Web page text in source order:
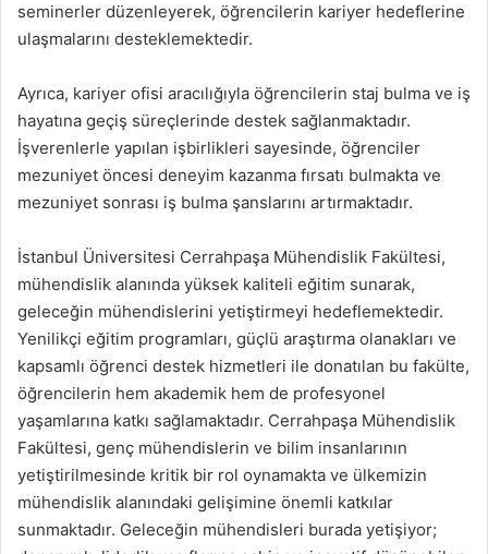
seminerler düzenleyerek, öğrencilerin kariyer hedeflerine
ulaşmalarını desteklemektedir.
Ayrıca, kariyer ofisi aracılığıyla öğrencilerin staj bulma ve iş
hayatına geçiş süreçlerinde destek sağlanmaktadır.
İşverenlerle yapılan işbirlikleri sayesinde, öğrenciler
mezuniyet öncesi deneyim kazanma fırsatı bulmakta ve
mezuniyet sonrası iş bulma şanslarını artırmaktadır.
İstanbul Üniversitesi Cerrahpaşa Mühendislik Fakültesi,
mühendislik alanında yüksek kaliteli eğitim sunarak,
geleceğin mühendislerini yetiştirmeyi hedeflemektedir.
Yenilikçi eğitim programları, güçlü araştırma olanakları ve
kapsamlı öğrenci destek hizmetleri ile donatılan bu fakülte,
öğrencilerin hem akademik hem de profesyonel
yaşamlarına katkı sağlamaktadır. Cerrahpaşa Mühendislik
Fakültesi, genç mühendislerin ve bilim insanlarının
yetiştirilmesinde kritik bir rol oynamakta ve ülkemizin
mühendislik alanındaki gelişimine önemli katkılar
sunmaktadır. Geleceğin mühendisleri burada yetişiyor;